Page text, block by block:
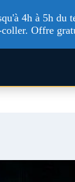
Actualités
4h à 5h
Offre